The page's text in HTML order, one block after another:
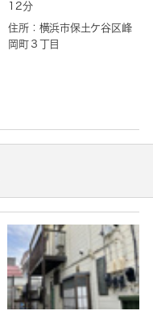
12分
住所：横浜市保土ケ谷区峰
岡町３丁目